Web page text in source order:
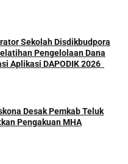
Sekolah Disdikbudpora
Pengelolaan Dana
Desak Pemkab Teluk
Pengakuan MHA